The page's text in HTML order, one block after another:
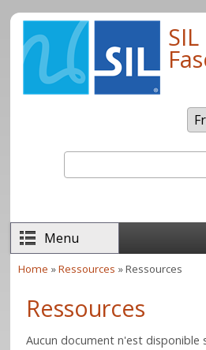
Skip to main content
Search form
Menu
Home »Ressources » Ressources
Ressources
Aucun document n'est disponible